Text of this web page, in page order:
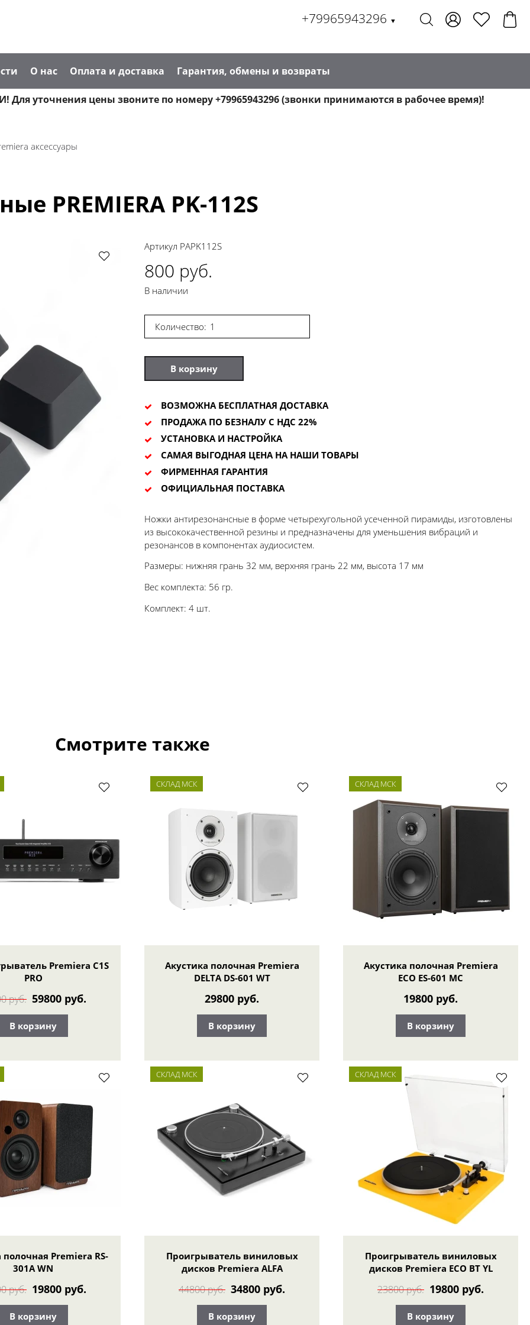
+79965943296 ▼
О нас Оплата и доставка Гарантия, обмены и возвраты
уточнения цены звоните по номеру +79965943296 (звонки принимаются в рабочее время)!
аксессуары
PREMIERA PK-112S
Артикул PAPK112S
800 руб.
В наличии
Количество:
В корзину
ВОЗМОЖНА БЕСПЛАТНАЯ ДОСТАВКА
ПРОДАЖА ПО БЕЗНАЛУ С НДС 22%
УСТАНОВКА И НАСТРОЙКА
САМАЯ ВЫГОДНАЯ ЦЕНА НА НАШИ ТОВАРЫ
ФИРМЕННАЯ ГАРАНТИЯ
ОФИЦИАЛЬНАЯ ПОСТАВКА
Ножки антирезонансные в форме четырехугольной усеченной пирамиды, изготовлены
из высококачественной резины и предназначены для уменьшения вибраций и
резонансов в компонентах аудиосистем.
Размеры: нижняя грань 32 мм, верхняя грань 22 мм, высота 17 мм
Вес комплекта: 56 гр.
Комплект: 4 шт.
Смотрите также
Premiera C1S
PRO
руб. 59800 руб.
В корзину
СКЛАД МСК
Акустика полочная Premiera
DELTA DS-601 WT
29800 руб.
В корзину
СКЛАД МСК
Акустика полочная Premiera
ECO ES-601 MС
19800 руб.
В корзину
полочная Premiera RS-
301A WN
руб. 19800 руб.
В корзину
СКЛАД МСК
Проигрыватель виниловых
дисков Premiera ALFA
44800 руб. 34800 руб.
В корзину
СКЛАД МСК
Проигрыватель виниловых
дисков Premiera ECO BT YL
23800 руб. 19800 руб.
В корзину